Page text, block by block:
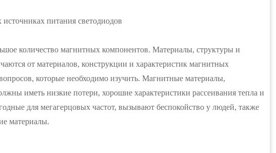
питания светодиодов
количество магнитных компонентов. Материалы, структуры и
от материалов, конструкции и характеристик магнитных
которые необходимо изучить. Магнитные материалы,
иметь низкие потери, хорошие характеристики рассеивания тепла и
для мегагерцовых частот, вызывают беспокойство у людей, также
материалы.